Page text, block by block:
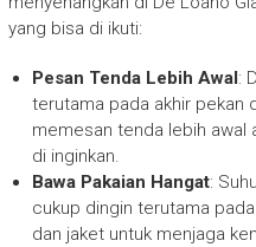
yang bisa di ikuti:
Pesan Tenda Lebih Awal :
terutama pada akhir pekan
memesan tenda lebih awal
di inginkan.
Bawa Pakaian Hangat:
cukup dingin terutama
dan jaket untuk menjaga